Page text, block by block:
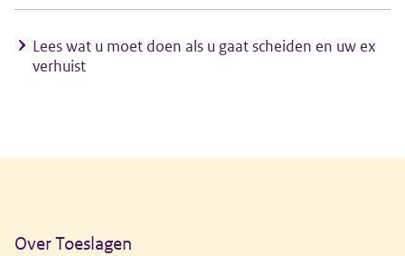
Lees wat u moet doen als u gaat scheiden en uw ex
verhuist
Over Toeslagen